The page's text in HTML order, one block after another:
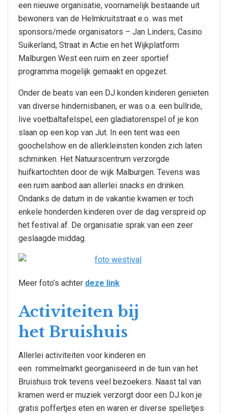
een nieuwe organisatie, voornamelijk bestaande uit
bewoners van de Helmkruitstraat e.o. was met
sponsors/mede organisators – Jan Linders, Casino
Suikerland, Straat in Actie en het Wijkplatform
Malburgen West een ruim en zeer sportief
programma mogelijk gemaakt en opgezet.
Onder de beats van een DJ konden kinderen genieten
van diverse hindernisbanen, er was o.a. een bullride,
live voetbaltafelspel, een gladiatorenspel of je kon
slaan op een kop van Jut. In een tent was een
goochelshow en de allerkleinsten konden zich laten
schminken. Het Natuurscentrum verzorgde
huifkartochten door de wijk Malburgen. Tevens was
een ruim aanbod aan allerlei snacks en drinken.
Ondanks de datum in de vakantie kwamen er toch
enkele honderden kinderen over de dag verspreid op
het festival af. De organisatie sprak van een zeer
geslaagde middag.
Meer foto’s achter deze link
Activiteiten bij
het Bruishuis
Allerlei activiteiten voor kinderen en
een rommelmarkt georganiseerd in de tuin van het
Bruishuis trok tevens veel bezoekers. Naast tal van
kramen werd er muziek verzorgt door een DJ kon je
gratis poffertjes eten en waren er diverse spelletjes